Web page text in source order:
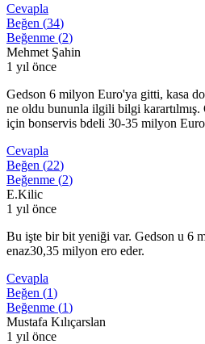
Cevapla
Beğen (34)
Beğenme (2)
Mehmet Şahin
1 yıl önce
Gedson 6 milyon Euro'ya gitti, kasa
ne oldu bununla ilgili bilgi
için bonservis bdeli 30-35 milyon
Cevapla
Beğen (22)
Beğenme (2)
E.Kilic
1 yıl önce
Bu işte bir bit yeniği var. Gedson u 6
enaz30,35 milyon ero eder.
Cevapla
Beğen (1)
Beğenme (1)
Mustafa Kılıçarslan
1 yıl önce